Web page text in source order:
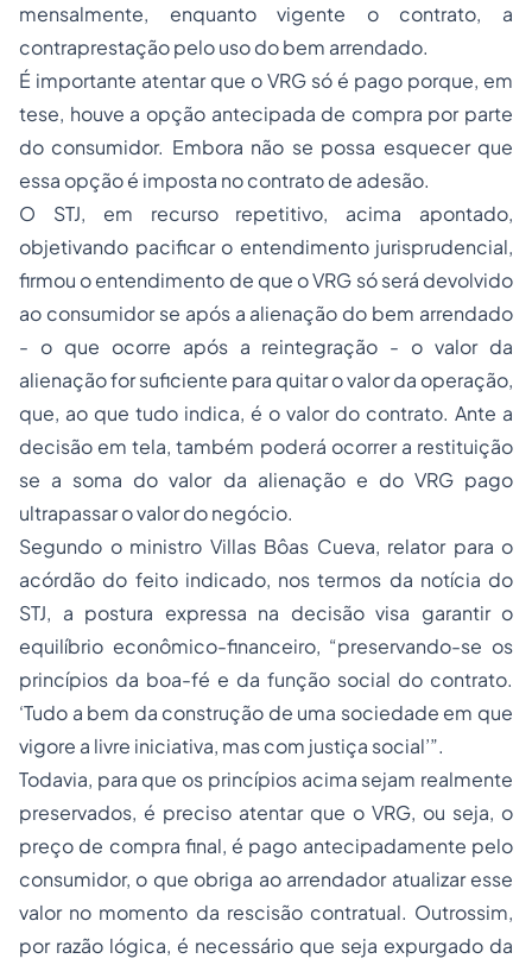
mensalmente, enquanto vigente o contrato, a
contraprestação pelo uso do bem arrendado.
É importante atentar que o VRG só é pago porque, em
tese, houve a opção antecipada de compra por parte
do consumidor. Embora não se possa esquecer que
essa opção é imposta no contrato de adesão.
O STJ, em recurso repetitivo, acima apontado,
objetivando pacificar o entendimento jurisprudencial,
firmou o entendimento de que o VRG só será devolvido
ao consumidor se após a alienação do bem arrendado
- o que ocorre após a reintegração - o valor da
alienação for suficiente para quitar o valor da operação,
que, ao que tudo indica, é o valor do contrato. Ante a
decisão em tela, também poderá ocorrer a restituição
se a soma do valor da alienação e do VRG pago
ultrapassar o valor do negócio.
Segundo o ministro Villas Bôas Cueva, relator para o
acórdão do feito indicado, nos termos da notícia do
STJ, a postura expressa na decisão visa garantir o
equilíbrio econômico-financeiro, “preservando-se os
princípios da boa-fé e da função social do contrato.
‘Tudo a bem da construção de uma sociedade em que
vigore a livre iniciativa, mas com justiça social’”.
Todavia, para que os princípios acima sejam realmente
preservados, é preciso atentar que o VRG, ou seja, o
preço de compra final, é pago antecipadamente pelo
consumidor, o que obriga ao arrendador atualizar esse
valor no momento da rescisão contratual. Outrossim,
por razão lógica, é necessário que seja expurgado da